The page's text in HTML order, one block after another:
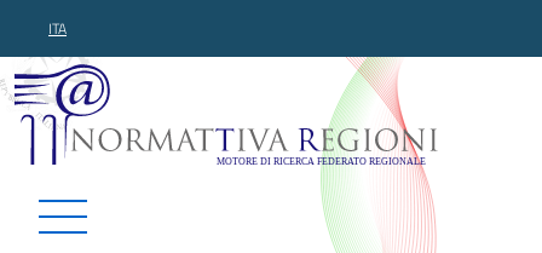
ITA
Normattiva Regioni -